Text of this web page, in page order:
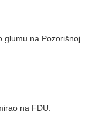
glumu na Pozorišnoj
na FDU.